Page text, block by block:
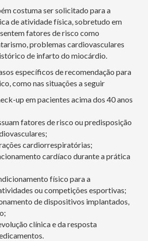
costuma ser solicitado para a
de atividade física, sobretudo em
fatores de risco como
problemas cardiovasculares
de infarto do miocárdio.
específicos de recomendação para
como nas situações a seguir
up em pacientes acima dos 40 anos
fatores de risco ou predisposição
cardiorrespiratórias;
cardíaco durante a prática
físico para a
ou competições esportivas;
de dispositivos implantados,
clínica e da resposta